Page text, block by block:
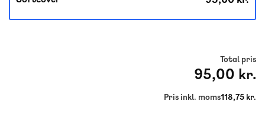
Total pris
95,00 kr.
Pris inkl. moms118,75 kr.